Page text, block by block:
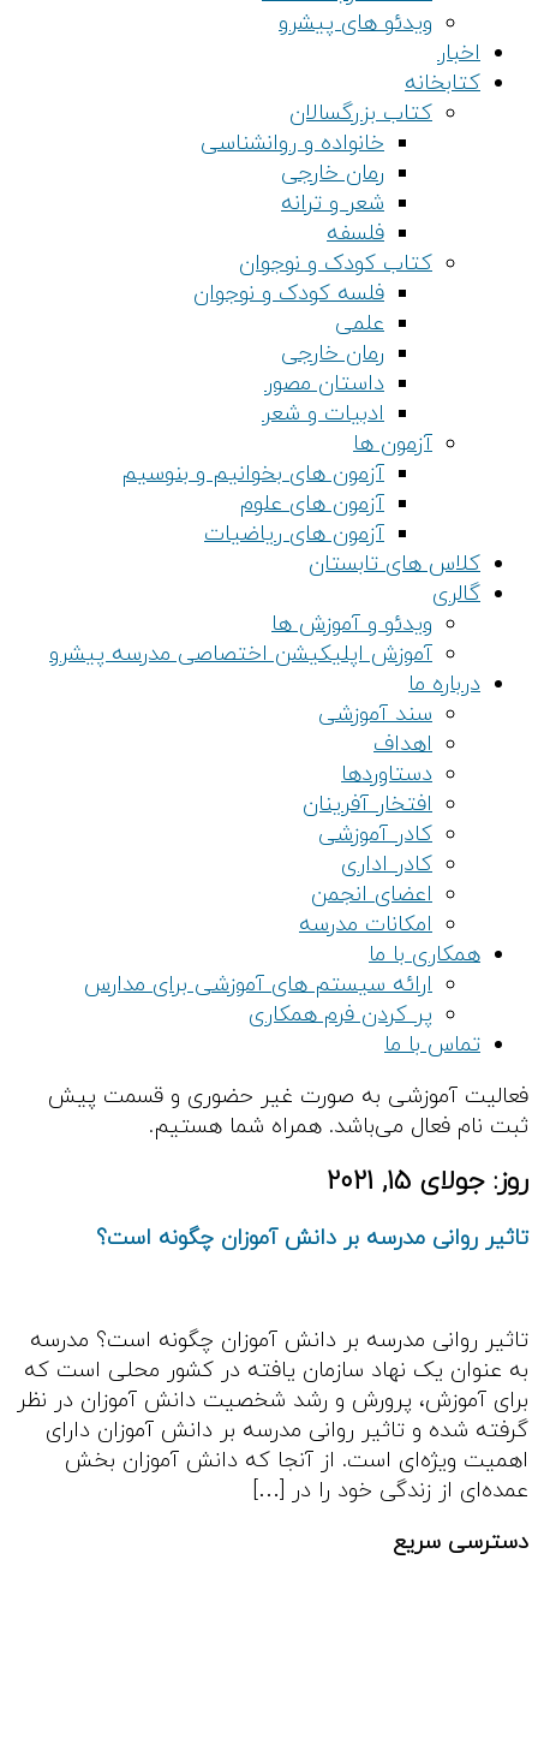
ویدئو های پیشرو
اخبار
کتابخانه
کتاب بزرگسالان
خانواده و روانشناسی
رمان خارجی
شعر و ترانه
فلسفه
کتاب کودک و نوجوان
فلسه کودک و نوجوان
علمی
رمان خارجی
داستان مصور
ادبیات و شعر
آزمون ها
آزمون های بخوانیم و بنوسیم
آزمون های علوم
آزمون های ریاضیات
کلاس های تابستان
گالری
ویدئو و آموزش ها
آموزش اپلیکیشن اختصاصی مدرسه پیشرو
درباره ما
سند آموزشی
اهداف
دستاوردها
افتخار آفرینان
کادر آموزشی
کادر اداری
اعضای انجمن
امکانات مدرسه
همکاری با ما
ارائه سیستم های آموزشی برای مدارس
پر کردن فرم همکاری
تماس با ما
فعالیت آموزشی به صورت غیر حضوری و قسمت پیش
ثبت نام فعال می‌باشد. همراه شما هستیم.
روز:جولای 15, 2021
تاثیر روانی مدرسه بر دانش آموزان چگونه است؟
تاثیر روانی مدرسه بر دانش آموزان چگونه است؟ مدرسه
به عنوان یک نهاد سازمان یافته در کشور محلی است که
برای آموزش، پرورش و رشد شخصیت دانش آموزان در نظر
گرفته شده و تاثیر روانی مدرسه بر دانش آموزان دارای
اهمیت ویژه‌ای است. از آنجا که دانش آموزان بخش
عمده‌ای از زندگی خود را در […]
دسترسی سریع